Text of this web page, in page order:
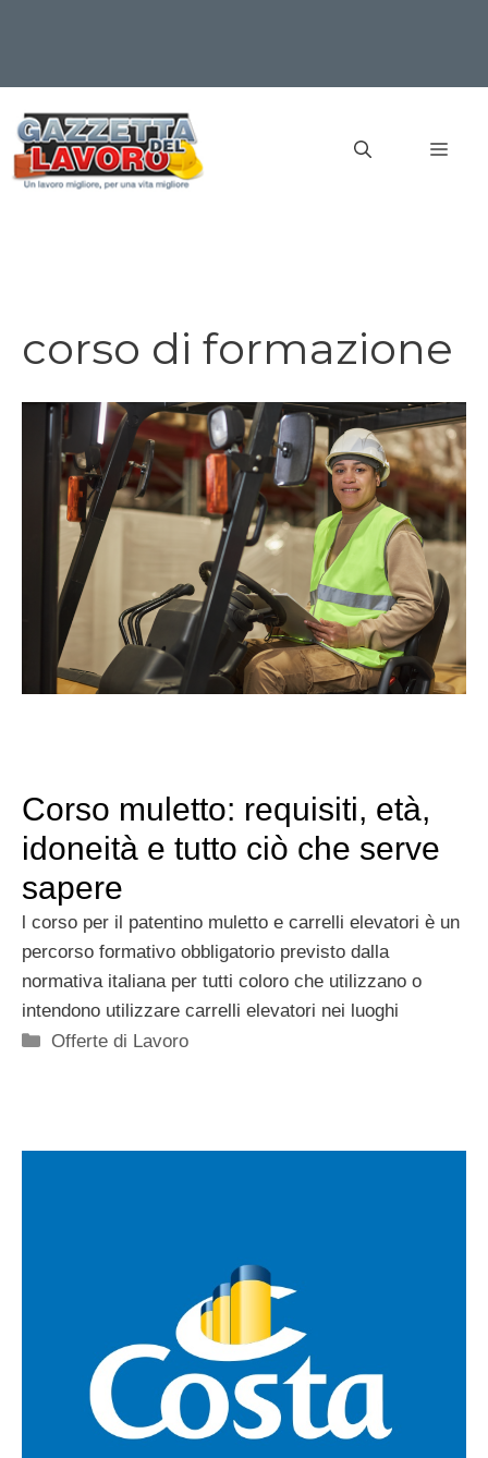
contenuto
corso di formazione
Corso muletto: requisiti, età,
idoneità e tutto ciò che serve
sapere
l corso per il patentino muletto e carrelli elevatori è un
percorso formativo obbligatorio previsto dalla
normativa italiana per tutti coloro che utilizzano o
intendono utilizzare carrelli elevatori nei luoghi
Categorie
Offerte di Lavoro